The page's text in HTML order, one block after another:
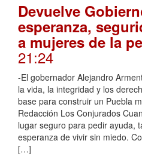
Devuelve
esperanza,
a mujeres de la
21:24
-El gobernador Alejandro
la vida, la integridad y los
base para construir un Puebla
Redacción Los Conjurados
lugar seguro para pedir ayuda,
esperanza de vivir sin miedo.
[…]